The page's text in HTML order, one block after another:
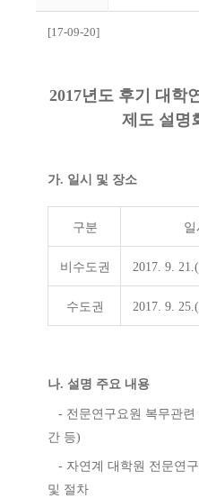
[17-09-20]
2017년도 후기 대학
제도 설명
가. 일시 및 장소
구분 일
비수도권 2017. 9.
수도권 2017. 9.
나. 설명 주요 내용
- 전문연구요원 복무관련
간 등)
- 자연계 대학원 전문연
및 절차